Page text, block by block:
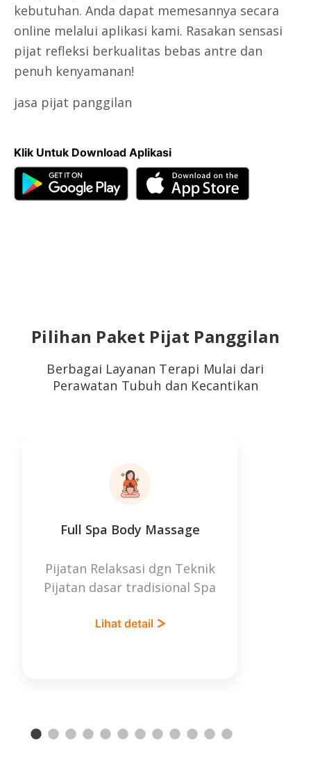
kebutuhan. Anda dapat memesannya secara
online melalui aplikasi kami. Rasakan sensasi
pijat refleksi berkualitas bebas antre dan
penuh kenyamanan!
jasa pijat panggilan
Klik Untuk Download Aplikasi
Pilihan Paket Pijat Panggilan
Berbagai Layanan Terapi Mulai dari
Perawatan Tubuh dan Kecantikan
Full Spa Body Massage
Pijatan Relaksasi dgn Teknik
Pijatan dasar tradisional Spa
Lihat detail